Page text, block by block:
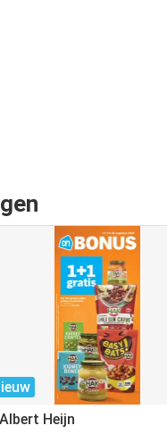
Albert Heijn